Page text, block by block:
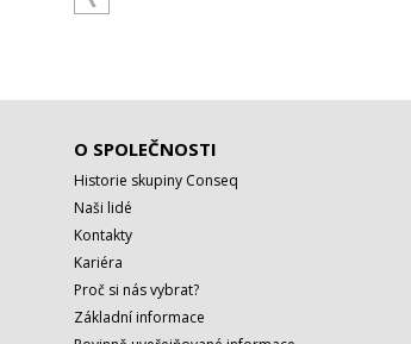
O SPOLEČNOSTI
Historie skupiny Conseq
Naši lidé
Kontakty
Kariéra
Proč si nás vybrat?
Základní informace